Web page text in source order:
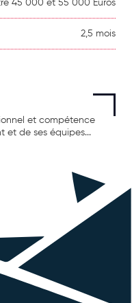
45 000 et 55 000 Euros
2,5 mois
et compétence
et de ses équipes...